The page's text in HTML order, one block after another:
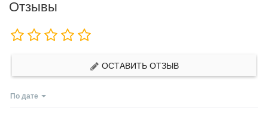
Отзывы
ОСТАВИТЬ ОТЗЫВ
По дате